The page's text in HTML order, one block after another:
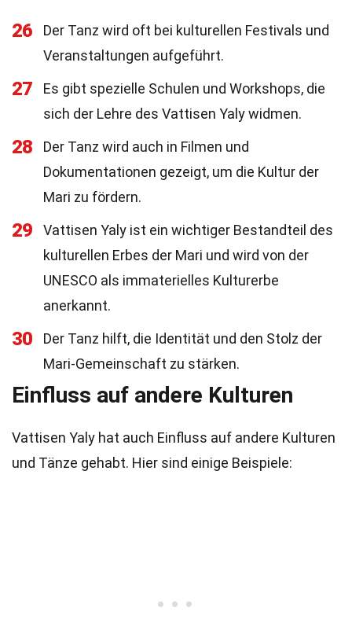
26
Der Tanz wird oft bei kulturellen Festivals und
Veranstaltungen aufgeführt.
27
Es gibt spezielle Schulen und Workshops, die
sich der Lehre des Vattisen Yaly widmen.
28
Der Tanz wird auch in Filmen und
Dokumentationen gezeigt, um die Kultur der
Mari zu fördern.
29
Vattisen Yaly ist ein wichtiger Bestandteil des
kulturellen Erbes der Mari und wird von der
UNESCO als immaterielles Kulturerbe
anerkannt.
30
Der Tanz hilft, die Identität und den Stolz der
Mari-Gemeinschaft zu stärken.
Einfluss auf andere Kulturen
Vattisen Yaly hat auch Einfluss auf andere Kulturen
und Tänze gehabt. Hier sind einige Beispiele: